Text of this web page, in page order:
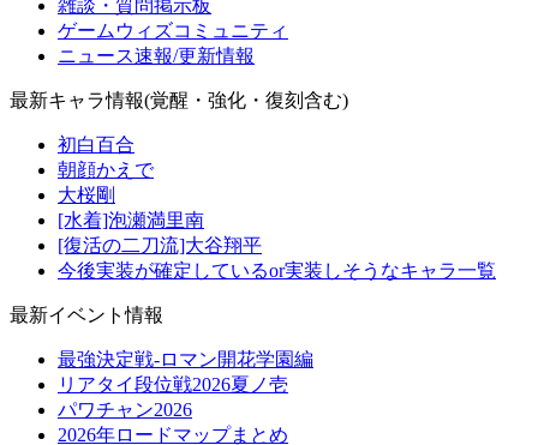
雑談・質問掲示板
ゲームウィズコミュニティ
ニュース速報/更新情報
最新キャラ情報(覚醒・強化・復刻含む)
初白百合
朝顔かえで
大桜剛
[水着]泡瀬満里南
[復活の二刀流]大谷翔平
今後実装が確定しているor実装しそうなキャラ一覧
最新イベント情報
最強決定戦-ロマン開花学園編
リアタイ段位戦2026夏ノ壱
パワチャン2026
2026年ロードマップまとめ